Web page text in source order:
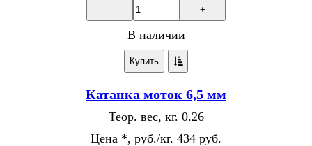
- +
В наличии
Купить
Катанка моток 6,5 мм
Теор. вес, кг. 0.26
Цена *, руб./кг. 434 руб.